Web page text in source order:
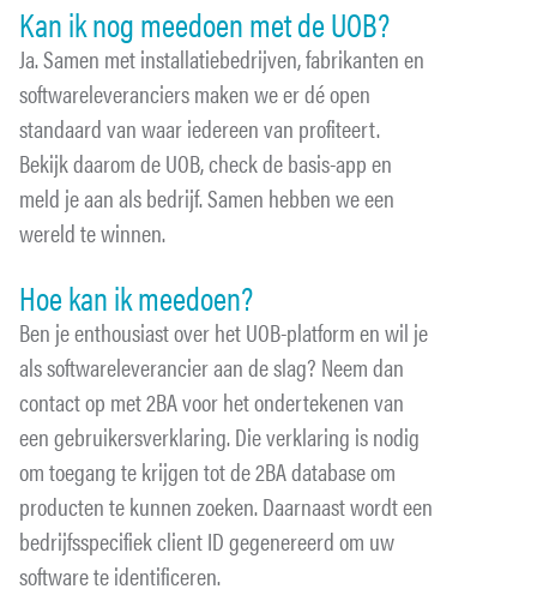
Kan ik nog meedoen met de UOB?
Ja. Samen met installatiebedrijven, fabrikanten en
softwareleveranciers maken we er dé open
standaard van waar iedereen van profiteert.
Bekijk daarom de UOB, check de basis-app en
meld je aan als bedrijf. Samen hebben we een
wereld te winnen.
Hoe kan ik meedoen?
Ben je enthousiast over het UOB-platform en wil je
als softwareleverancier aan de slag? Neem dan
contact op met 2BA voor het ondertekenen van
een gebruikersverklaring. Die verklaring is nodig
om toegang te krijgen tot de 2BA database om
producten te kunnen zoeken. Daarnaast wordt een
bedrijfsspecifiek client ID gegenereerd om uw
software te identificeren.